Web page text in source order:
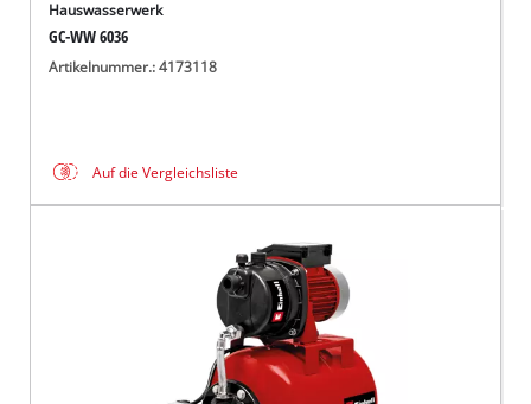
Hauswasserwerk
GC-WW 6036
Artikelnummer.: 4173118
Auf die Vergleichsliste